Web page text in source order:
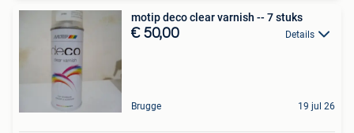
motip deco clear varnish -- 7 stuks
€ 50,00 Details
Brugge 19 jul 26